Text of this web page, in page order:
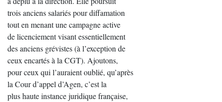
trois anciens salariés pour diffamation
tout en menant une campagne active
de licenciement visant essentiellement
des anciens grévistes (à l’exception de
ceux encartés à la CGT). Ajoutons,
pour ceux qui l’auraient oublié, qu’après
la Cour d’appel d’Agen, c’est la
plus haute instance juridique française,